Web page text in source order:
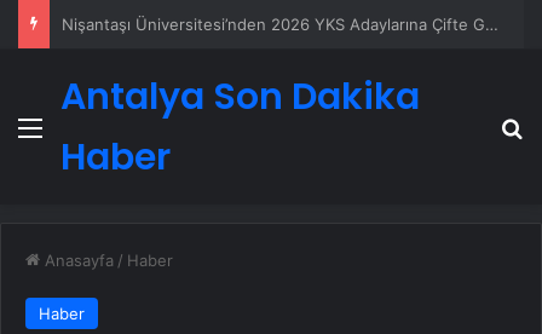
Petmona : Kedi Maması ve Köpek Maması İle Tüm Evcil Hayvan Ürünleri
Menü
Antalya Son Dakika
Haber
Anasayfa / Haber
Haber